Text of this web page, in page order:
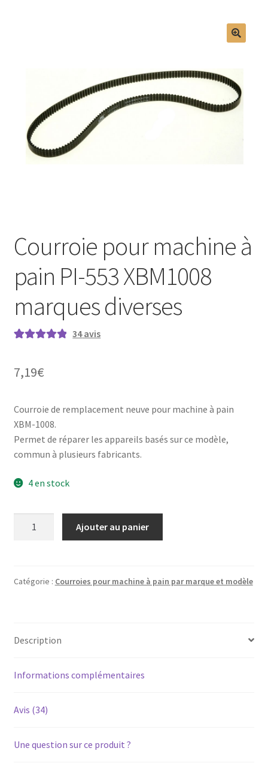
Courroie pour machine à
pain PI-553 XBM1008
marques diverses
notations
34avis
7,19€
Courroie de remplacement neuve pour machine à pain
XBM-1008.
Permet de réparer les appareils basés sur ce modèle,
commun à plusieurs fabricants.
4 en stock
machine
553
marques
Ajouter au panier
Catégorie : Courroies pour machine à pain par marque et modèle
Description
Informations complémentaires
Avis (34)
Une question sur ce produit ?